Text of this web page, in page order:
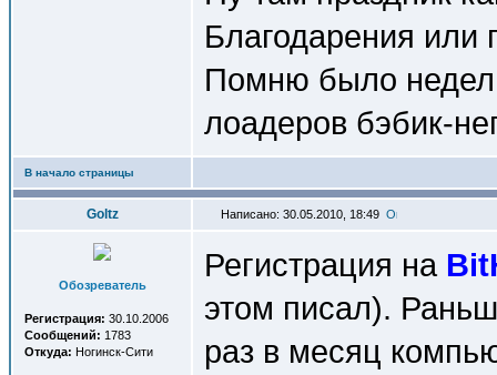
Благодарения или
Помню было
лоадеров бэбик-
В начало страницы
Goltz Написано: 30.05.2010, 18:49
Обозреватель
Регистрация: 30.10.2006
Сообщений: 1783
Откуда: Ногинск-Сити
Регистрация на
этом писал).
раз в месяц